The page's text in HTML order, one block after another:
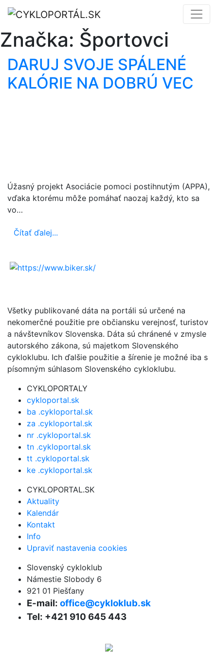
Značka: Športovci
DARUJ SVOJE SPÁLENÉ
KALÓRIE NA DOBRÚ VEC
Úžasný projekt Asociácie pomoci postihnutým (APPA),
vďaka ktorému môže pomáhať naozaj každý, kto sa
vo…
Čítať ďalej...
Všetky publikované dáta na portáli sú určené na
nekomerčné použitie pre občiansku verejnosť, turistov
a návštevníkov Slovenska. Dáta sú chránené v zmysle
autorského zákona, sú majetkom Slovenského
cykloklubu. Ich ďalšie použitie a šírenie je možné iba s
písomným súhlasom Slovenského cykloklubu.
CYKLOPORTALY
cykloportal.sk
ba .cykloportal.sk
za .cykloportal.sk
nr .cykloportal.sk
tn .cykloportal.sk
tt .cykloportal.sk
ke .cykloportal.sk
CYKLOPORTAL.SK
Aktuality
Kalendár
Kontakt
Info
Upraviť nastavenia cookies
Slovenský cykloklub
Námestie Slobody 6
921 01 Piešťany
E-mail: office@cykloklub.sk
Tel: +421 910 645 443